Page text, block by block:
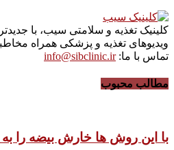
کلینیک تغذیه و سلامتی سیب، با
ویدیوهای تغذیه و پزشکی همراه
تماس با ما:info@sibclinic.ir
مطالب محبوب
با این روش ها خارش بیضه را به